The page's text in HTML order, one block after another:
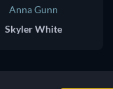
Anna Gunn
Skyler White